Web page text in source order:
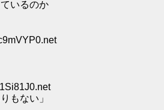
いるのか
もない」